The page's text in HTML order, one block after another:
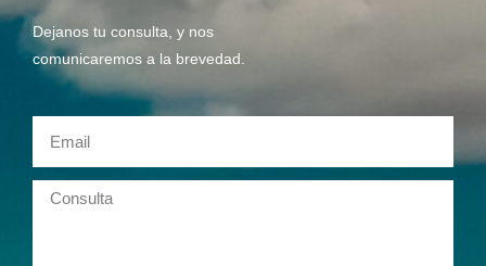
Dejanos tu consulta, y nos
comunicaremos a la brevedad.